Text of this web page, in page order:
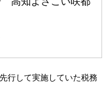
行して実施していた税務